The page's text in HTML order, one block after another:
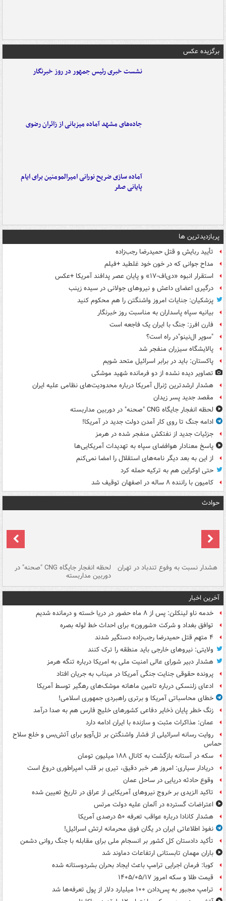
برگزیده عکس
نشست خبری رئیس جمهور در روز خبرنگار
جاده‌های مشهد آماده میزبانی از زائران رضوی
آماده سازی ضریح نورانی امیرالمومنین برای ایام
پایانی صفر
پربازدیدترین ها
تأیید ربایش و قتل حمیدرضا رجب‌زاده
مداح جوانی که در خون خود غلطید +فیلم
استقرار انبوه «دی‌اف‑۱۷» و پایان عصر پدافند آمریکا +عکس
درگیری اعضای داعش و نیروهای جولانی در سیده زینب
پزشکیان: جنایات امروز واشنگتن را هم محکوم کنید
بیانیه سپاه پاسداران به مناسبت روز خبرنگار
فارن افرز: جنگ با ایران یک فاجعه است
"سوپر ال‌نینو"در راه است؟
پالایشگاه سیزران منفجر شد
پاکستان: باید در برابر اسرائیل متحد شویم
تصاویر دیده‌ نشده از دو فرمانده شهید موشکی
هشدار ارشدترین ژنرال آمریکا درباره محدودیت‌های نظامی علیه ایران
مقصد جدید پسر زیدان
لحظه انفجار جایگاه CNG "صحنه" در دوربین مداربسته
ادامه جنگ تا روی کار آمدن دولت جدید در آمریکا!
جزئیات جدید از نفتکش منفجر شده در هرمز
پاسخ معنادار هوافضای سپاه به تهدیدات آمریکایی‌ها
از این به بعد دیگر نامه‌های استقلال را امضا نمی‌کنم
حتی اوکراین هم به ترکیه حمله کرد
کامیون با راننده ۸ ساله در اصفهان توقیف شد
حوادث
هشدار نسبت به وفوع تندباد در تهران لحظه انفجار جایگاه CNG "صحنه" در
دوربین مداربسته
آخرین اخبار
خدمه ناو لینکلن: پس از ۸ ماه حضور در دریا خسته و درمانده‌ شدیم
توافق بغداد و شرکت «شورون» برای احداث خط لوله بصره
۴ متهم قتل حمیدرضا رجب‌زاده دستگیر شدند
ولایتی: نیروهای خارجی باید منطقه را ترک کنند
هشدار دبیر شورای عالی امنیت ملی به امریکا درباره تنگه هرمز
پرونده حقوقی جنایت جنگی آمریکا در میناب به جریان افتاد
ادعای زلنسکی درباره تامین ماهانه موشک‌های رهگیر توسط آمریکا
خطای محاسباتی آمریکا و برتری راهبردی جمهوری اسلامی!
زنگ خطر پایان ذخایر دفاعی کشورهای خلیج فارس هم به صدا درآمد
عمان: مذاکرات مثبت و سازنده با ایران ادامه دارد
روایت رسانه اسرائیلی از فشار واشنگتن بر تل‌آویو برای آتش‌بس و خلع سلاح
حماس
سکه در آستانه بازگشت به کانال ۱۸۸ میلیون تومان
دریادار سیاری: امروز هر خبر دقیق، تیری بر قلب امپراطوری دروغ است
وقوع حادثه دریایی در ساحل عمان
تاکید الزیدی بر خروج نیروهای آمریکایی از عراق در تاریخ تعیین شده
اعتراضات گسترده در آلمان علیه دولت مرتس
هشدار کانادا درباره عواقب تعرفه ۵۰ درصدی آمریکا
نفوذ اطلاعاتی ایران در یگان فوق محرمانه ارتش اسرائیل!
تأکید دادستان کل کشور بر انسجام ملی برای مقابله با جنگ روانی دشمن
باران مهمان تابستانی ارتفاعات دماوند شد
کوبا: فرمان اجرایی ترامپ باعث ایجاد بحران بشردوستانه شده
قیمت طلا و سکه امروز ۱۴۰۵/۰۵/۱۷
ترامپ مجبور به پس‌دادن ۱۰۰ میلیارد دلار از پول تعرفه‌ها شد